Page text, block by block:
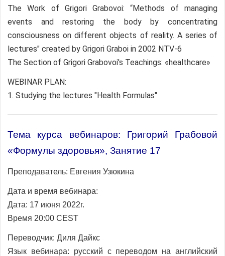
The Work of Grigori Grabovoi: “Methods of managing
events and restoring the body by concentrating
consciousness on different objects of reality. A series of
lectures" created by Grigori Graboi in 2002 NTV-6
The Section of Grigori Grabovoi's Teachings: «healthcare»
WEBINAR PLAN:
1. Studying the lectures "Health Formulas"
Тема курса вебинаров: Григорий Грабовой
«Формулы здоровья», Занятие 17
Преподаватель: Евгения Узюкина
Дата и время вебинара:
Дата: 17 июня 2022г.
Время 20:00 CEST
Переводчик: Диля Дайкс
Язык вебинара: русский с переводом на английский